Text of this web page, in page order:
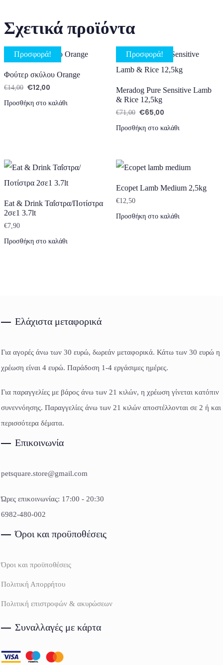
Σχετικά προϊόντα
Προσφορά!
Φούτερ σκύλου Orange
€14,00 Original price was: €14,00.
€12,00 Η τρέχουσα τιμή είναι: €12,00.
Προσθήκη στο καλάθι
Προσφορά!
Meradog Pure Sensitive Lamb
& Rice 12,5kg
€71,00 Original price was: €71,00.
€65,00Η τρέχουσα τιμή
Προσθήκη στο καλάθι
Eat & Drink Ταΐστρα/Ποτίστρα
2σε1 3.7lt
€7,90
Προσθήκη στο καλάθι
Ecopet Lamb Medium 2,5kg
€12,50
Προσθήκη στο καλάθι
Ελάχιστα μεταφορικά
Για αγορές άνω των 30 ευρώ, δωρεάν μεταφορικά. Κάτω των 30 ευρώ η
χρέωση είναι 4 ευρώ. Παράδοση 1-4 εργάσιμες ημέρες.
Για παραγγελίες με βάρος άνω των 21 κιλών, η χρέωση γίνεται κατόπιν
συνεννόησης. Παραγγελίες άνω των 21 κιλών αποστέλλονται σε 2 ή και
περισσότερα δέματα.
Επικοινωνία
petsquare.store@gmail.com
Ώρες επικοινωνίας: 17:00 - 20:30
6982-480-002
Όροι και προϋποθέσεις
Όροι και προϋποθέσεις
Πολιτική Απορρήτου
Πολιτική επιστροφών & ακυρώσεων
Συναλλαγές με κάρτα